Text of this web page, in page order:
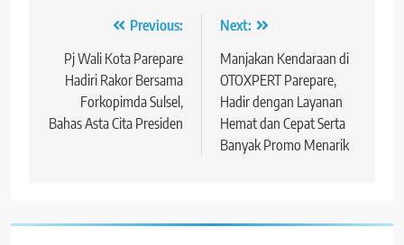
Navigasi
pos
Previous:
Pj Wali Kota Parepare
Hadiri Rakor Bersama
Forkopimda Sulsel,
Bahas Asta Cita Presiden
Next:
Manjakan Kendaraan di
OTOXPERT Parepare,
Hadir dengan Layanan
Hemat dan Cepat Serta
Banyak Promo Menarik